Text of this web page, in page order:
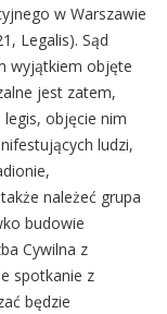
w Warszawie
Legalis). Sąd
wyjątkiem objęte
jest zatem,
objęcie nim
ludzi,
należeć grupa
budowie
Cywilna z
spotkanie z
będzie